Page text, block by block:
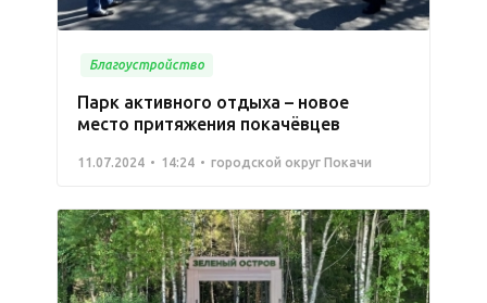
Благоустройство
Парк активного отдыха – новое
место притяжения покачёвцев
11.07.2024 14:24 городской округ Покачи